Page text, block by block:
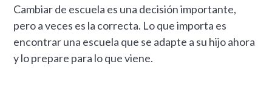
Cambiar de escuela es una decisión importante,
pero a veces es la correcta. Lo que importa es
encontrar una escuela que se adapte a su hijo ahora
y lo prepare para lo que viene.